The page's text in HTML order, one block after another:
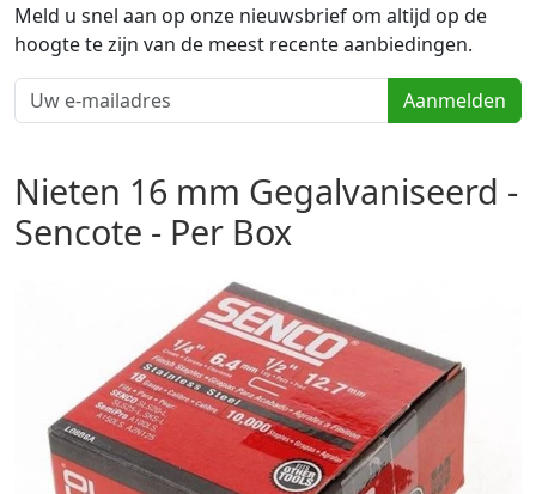
Meld u snel aan op onze nieuwsbrief om altijd op de
hoogte te zijn van de meest recente aanbiedingen.
Aanmelden
Nieten 16 mm Gegalvaniseerd -
Sencote - Per Box